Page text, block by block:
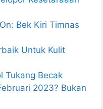
Bek Kiri Timnas
Untuk Kulit
Tukang Becak
2023? Bukan